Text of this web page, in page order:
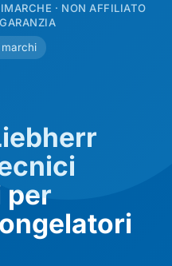
· NON AFFILIATO
per